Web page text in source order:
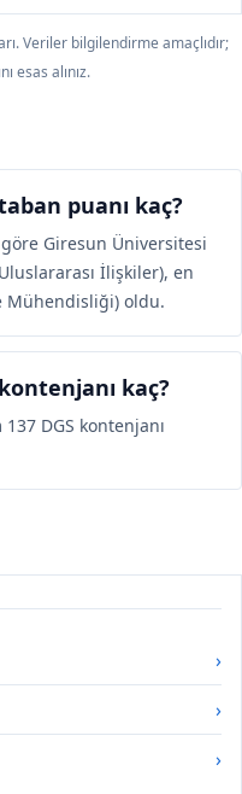
Veriler bilgilendirme amaçlıdır;
esas alınız.
puanı kaç?
Giresun Üniversitesi
İlişkiler), en
Mühendisliği) oldu.
kaç?
DGS kontenjanı
›
›
›